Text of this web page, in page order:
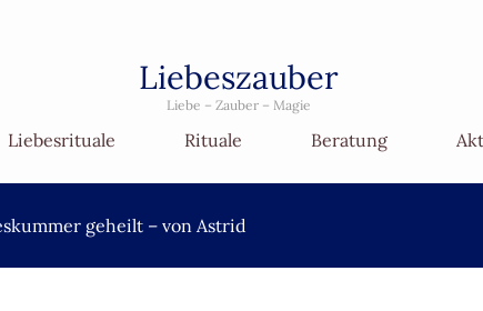
Liebeszauber
Liebe – Zauber – Magie
Liebesrituale Rituale Beratung
geheilt – von Astrid